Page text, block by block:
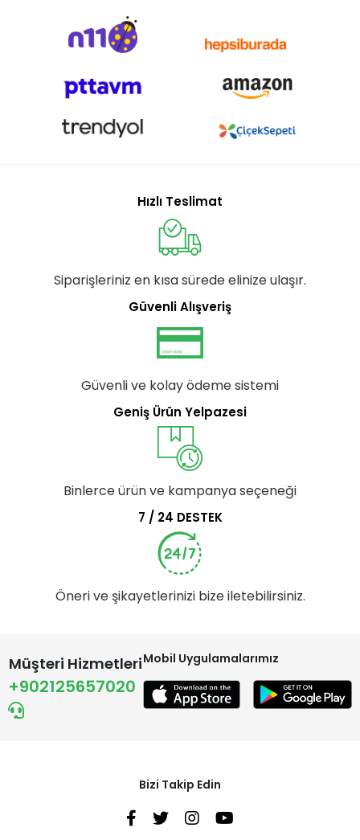
Hızlı Teslimat
Siparişleriniz en kısa sürede elinize ulaşır.
Güvenli Alışveriş
Güvenli ve kolay ödeme sistemi
Geniş Ürün Yelpazesi
Binlerce ürün ve kampanya seçeneği
7 / 24 DESTEK
Öneri ve şikayetlerinizi bize iletebilirsiniz.
Müşteri Hizmetleri
+902125657020
Mobil Uygulamalarımız
Bizi Takip Edin